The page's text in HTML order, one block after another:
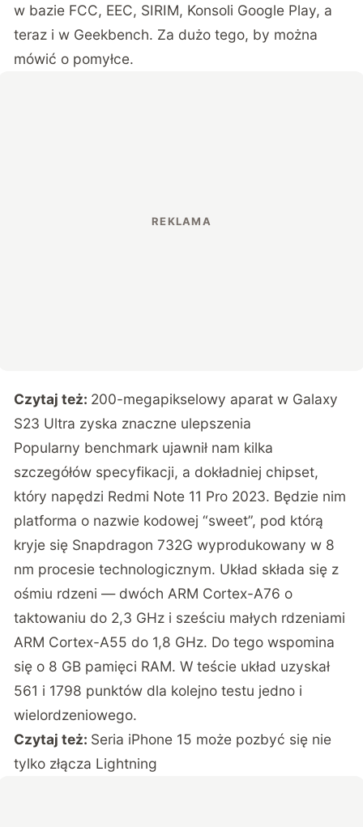
w bazie FCC, EEC, SIRIM, Konsoli Google Play, a
teraz i w Geekbench. Za dużo tego, by można
mówić o pomyłce.
Czytaj też: 200-megapikselowy aparat w Galaxy
S23 Ultra zyska znaczne ulepszenia
Popularny benchmark ujawnił nam kilka
szczegółów specyfikacji, a dokładniej chipset,
który napędzi Redmi Note 11 Pro 2023. Będzie nim
platforma o nazwie kodowej “sweet”, pod którą
kryje się Snapdragon 732G wyprodukowany w 8
nm procesie technologicznym. Układ składa się z
ośmiu rdzeni — dwóch ARM Cortex-A76 o
taktowaniu do 2,3 GHz i sześciu małych rdzeniami
ARM Cortex-A55 do 1,8 GHz. Do tego wspomina
się o 8 GB pamięci RAM. W teście układ uzyskał
561 i 1798 punktów dla kolejno testu jedno i
wielordzeniowego.
Czytaj też: Seria iPhone 15 może pozbyć się nie
tylko złącza Lightning